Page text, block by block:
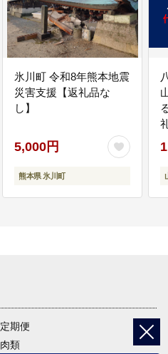
氷川町 令和8年熊本地震
災害支援【返礼品な
し】
5,000円
熊本県 氷川町
定期便
肉類